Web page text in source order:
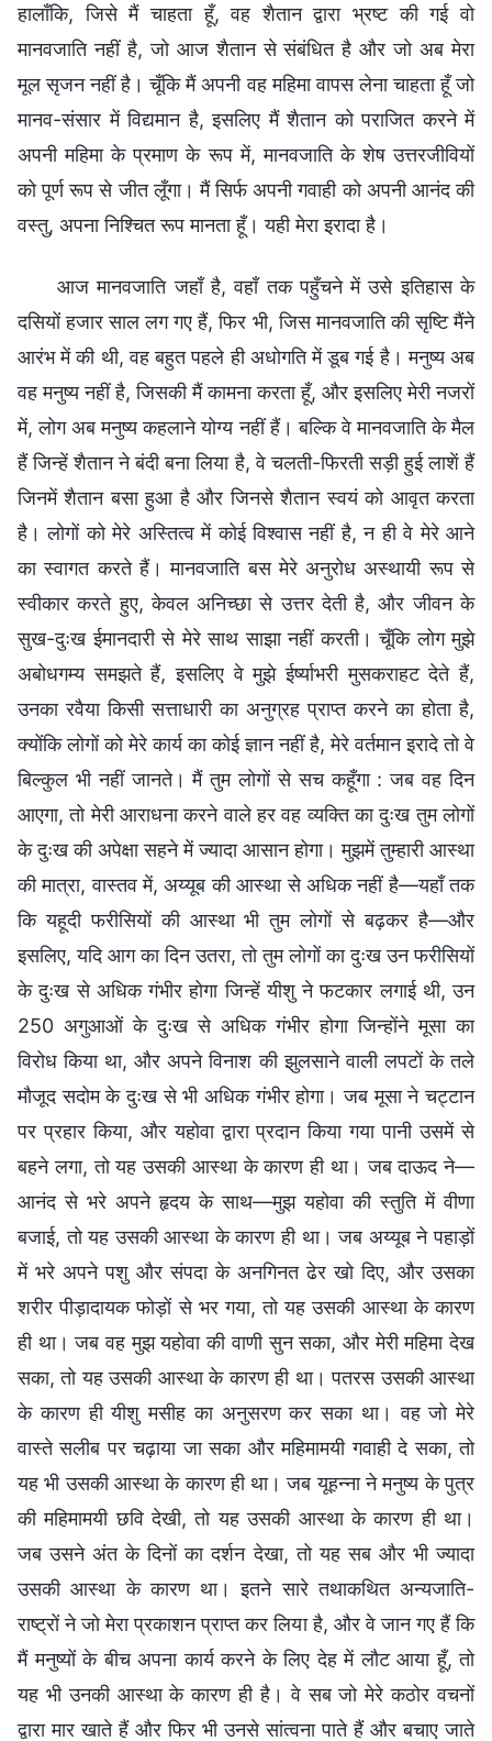
हालाँकि, जिसे मैं चाहता हूँ, वह शैतान द्वारा भ्रष्ट की गई वो
मानवजाति नहीं है, जो आज शैतान से संबंधित है और जो अब मेरा
मूल सृजन नहीं है। चूँकि मैं अपनी वह महिमा वापस लेना चाहता हूँ जो
मानव-संसार में विद्यमान है, इसलिए मैं शैतान को पराजित करने में
अपनी महिमा के प्रमाण के रूप में, मानवजाति के शेष उत्तरजीवियों
को पूर्ण रूप से जीत लूँगा। मैं सिर्फ अपनी गवाही को अपनी आनंद की
वस्तु, अपना निश्चित रूप मानता हूँ। यही मेरा इरादा है।
आज मानवजाति जहाँ है, वहाँ तक पहुँचने में उसे इतिहास के
दसियों हजार साल लग गए हैं, फिर भी, जिस मानवजाति की सृष्टि मैंने
आरंभ में की थी, वह बहुत पहले ही अधोगति में डूब गई है। मनुष्य अब
वह मनुष्य नहीं है, जिसकी मैं कामना करता हूँ, और इसलिए मेरी नजरों
में, लोग अब मनुष्य कहलाने योग्य नहीं हैं। बल्कि वे मानवजाति के मैल
हैं जिन्हें शैतान ने बंदी बना लिया है, वे चलती-फिरती सड़ी हुई लाशें हैं
जिनमें शैतान बसा हुआ है और जिनसे शैतान स्वयं को आवृत करता
है। लोगों को मेरे अस्तित्व में कोई विश्वास नहीं है, न ही वे मेरे आने
का स्वागत करते हैं। मानवजाति बस मेरे अनुरोध अस्थायी रूप से
स्वीकार करते हुए, केवल अनिच्छा से उत्तर देती है, और जीवन के
सुख-दुःख ईमानदारी से मेरे साथ साझा नहीं करती। चूँकि लोग मुझे
अबोधगम्य समझते हैं, इसलिए वे मुझे ईर्ष्याभरी मुसकराहट देते हैं,
उनका रवैया किसी सत्ताधारी का अनुग्रह प्राप्त करने का होता है,
क्योंकि लोगों को मेरे कार्य का कोई ज्ञान नहीं है, मेरे वर्तमान इरादे तो वे
बिल्कुल भी नहीं जानते। मैं तुम लोगों से सच कहूँगा : जब वह दिन
आएगा, तो मेरी आराधना करने वाले हर वह व्यक्ति का दुःख तुम लोगों
के दुःख की अपेक्षा सहने में ज्यादा आसान होगा। मुझमें तुम्हारी आस्था
की मात्रा, वास्तव में, अय्यूब की आस्था से अधिक नहीं है—यहाँ तक
कि यहूदी फरीसियों की आस्था भी तुम लोगों से बढ़कर है—और
इसलिए, यदि आग का दिन उतरा, तो तुम लोगों का दुःख उन फरीसियों
के दुःख से अधिक गंभीर होगा जिन्हें यीशु ने फटकार लगाई थी, उन
250 अगुआओं के दुःख से अधिक गंभीर होगा जिन्होंने मूसा का
विरोध किया था, और अपने विनाश की झुलसाने वाली लपटों के तले
मौजूद सदोम के दुःख से भी अधिक गंभीर होगा। जब मूसा ने चट्टान
पर प्रहार किया, और यहोवा द्वारा प्रदान किया गया पानी उसमें से
बहने लगा, तो यह उसकी आस्था के कारण ही था। जब दाऊद ने—
आनंद से भरे अपने हृदय के साथ—मुझ यहोवा की स्तुति में वीणा
बजाई, तो यह उसकी आस्था के कारण ही था। जब अय्यूब ने पहाड़ों
में भरे अपने पशु और संपदा के अनगिनत ढेर खो दिए, और उसका
शरीर पीड़ादायक फोड़ों से भर गया, तो यह उसकी आस्था के कारण
ही था। जब वह मुझ यहोवा की वाणी सुन सका, और मेरी महिमा देख
सका, तो यह उसकी आस्था के कारण ही था। पतरस उसकी आस्था
के कारण ही यीशु मसीह का अनुसरण कर सका था। वह जो मेरे
वास्ते सलीब पर चढ़ाया जा सका और महिमामयी गवाही दे सका, तो
यह भी उसकी आस्था के कारण ही था। जब यूहन्ना ने मनुष्य के पुत्र
की महिमामयी छवि देखी, तो यह उसकी आस्था के कारण ही था।
जब उसने अंत के दिनों का दर्शन देखा, तो यह सब और भी ज्यादा
उसकी आस्था के कारण था। इतने सारे तथाकथित अन्यजाति-
राष्ट्रों ने जो मेरा प्रकाशन प्राप्त कर लिया है, और वे जान गए हैं कि
मैं मनुष्यों के बीच अपना कार्य करने के लिए देह में लौट आया हूँ, तो
यह भी उनकी आस्था के कारण ही है। वे सब जो मेरे कठोर वचनों
द्वारा मार खाते हैं और फिर भी उनसे सांत्वना पाते हैं और बचाए जाते